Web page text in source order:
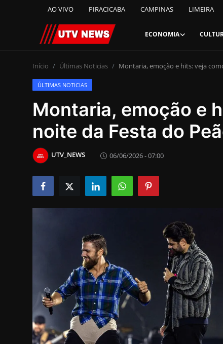
AO VIVO PIRACICABA CAMPINAS LIMEIRA
ECONOMIA
AO VIVO
PIRACICABA
CAMPINAS
LIMEIRA
ESPIRITO SANTO
Economia
Educação
Política
Início Últimas Noticias Montaria, emoção e hits: veja
ÚLTIMAS NOTICIAS
Montaria, emoção e
noite da Festa do
UTV_NEWS 06/06/2026 - 07:00